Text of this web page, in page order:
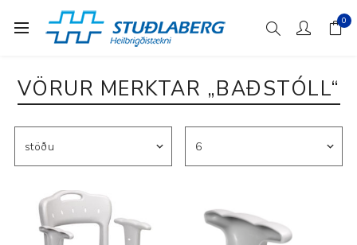
0
VÖRUR MERKTAR „BAÐSTÓLL“